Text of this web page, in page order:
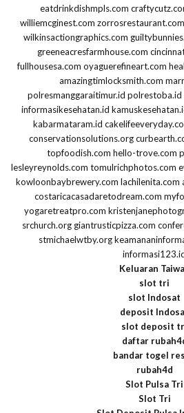
eatdrinkdishmpls.com
williemcginest.com zorrosrestaurant.com
wilkinsactiongraphics.com
greeneacresfarmhouse.com
fullhousesa.com oyaguerefineart.com
amazingtimlocksmith.com
polresmanggaraitimur.id polrestoba.id
informasikesehatan.id
kabarmataram.id
conservationsolutions.org
topfoodish.com hello-trove.com
lesleyreynolds.com tomulrichphotos.com
kowloonbaybrewery.com lachilenita.com
costaricacasadaretodream.com
yogaretreatpro.com
srchurch.org giantrusticpizza.com
stmichaelwtby.org
Keluaran
slot tri
slot Indosat
deposit
slot deposit
daftar
bandar togel
rubah4d
Slot Pulsa Tri
Slot Tri